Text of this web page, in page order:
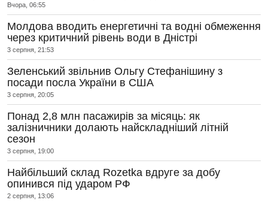
Вчора, 06:55
Молдова вводить енергетичні та водні обмеження
через критичний рівень води в Дністрі
3 серпня, 21:53
Зеленський звільнив Ольгу Стефанішину з
посади посла України в США
3 серпня, 20:05
Понад 2,8 млн пасажирів за місяць: як
залізничники долають найскладніший літній
сезон
3 серпня, 19:00
Найбільший склад Rozetka вдруге за добу
опинився під ударом РФ
2 серпня, 13:06